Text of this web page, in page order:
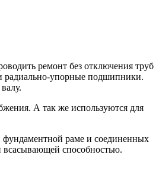
ремонт без отключения труб
радиально-упорные подшипники.
А так же используются для
фундаментной раме и соединенных
способностью.